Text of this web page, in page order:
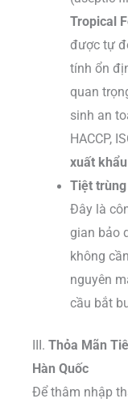
Tropical
được tự
tính ổn
quan
sinh an
HACCP,
xuất khẩu
Tiệt
Đây là
gian bảo
không
nguyên
cầu bắt
III. Thỏa Mãn
Hàn Quốc
Để thâm nhập